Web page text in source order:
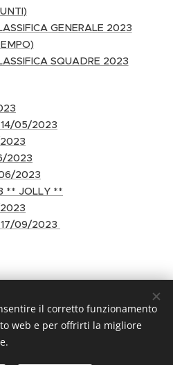
GENERALE 2023
SQUADRE 2023
14/05/2023
2023
06/2023
** JOLLY **
17/09/2023
il corretto funzionamento
web e per offrirti la migliore